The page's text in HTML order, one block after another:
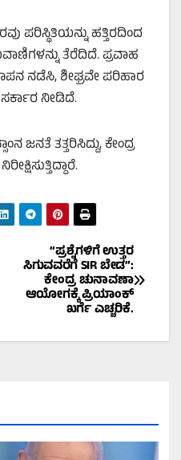
ಪರಿಸ್ಥಿತಿಯನ್ನು ಹತ್ತಿರದಿಂದ
ತೆರೆದಿದೆ. ಪ್ರವಾಹ
ನಡೆಸಿ, ಶೀಘ್ರವೇ ಪರಿಹಾರ
ನೀಡಿದೆ.
ಜನತೆ ತತ್ತರಿಸಿದ್ದು, ಕೇಂದ್ರ
“ಪ್ರಶ್ನೆಗಳಿಗೆ ಉತ್ತರ
ಸಿಗುವವರೆಗೆ SIR ಬೇಡ”:
ಕೇಂದ್ರ ಚುನಾವಣಾ
ಆಯೋಗಕ್ಕೆ ಪ್ರಿಯಾಂಕ್
ಖರ್ಗೆ ಎಚ್ಚರಿಕೆ.